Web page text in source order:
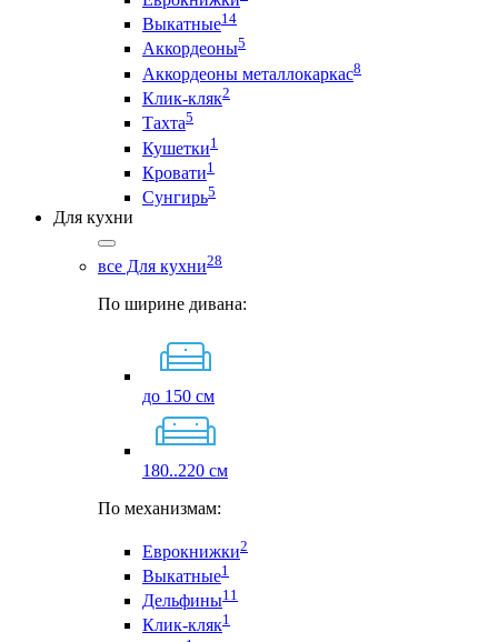
Выкатные14
Аккордеоны5
Аккордеоны металлокаркас8
Клик-кляк2
Тахта5
Кушетки1
Кровати1
Сунгирь5
Для кухни
все Для кухни28
По ширине дивана:
до 150 см
180..220 см
По механизмам:
Еврокнижки2
Выкатные1
Дельфины11
Клик-кляк1